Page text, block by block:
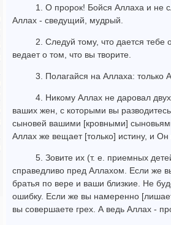
1. О пророк! Бойся Аллаха и не
Аллах - сведущий, мудрый.
2. Следуй тому, что дается тебе
ведает о том, что вы творите.
3. Полагайся на Аллаха: только
4. Никому Аллах не даровал
ваших жен, с которыми вы
сыновей вашими [кровными]
Аллах же вещает [только] истину, и Он
5. Зовите их (т. е. приемных
справедливо пред Аллахом. Если же
братья по вере и ваши близкие. Не
ошибку. Если же вы намеренно
вы совершаете грех. А ведь Аллах -